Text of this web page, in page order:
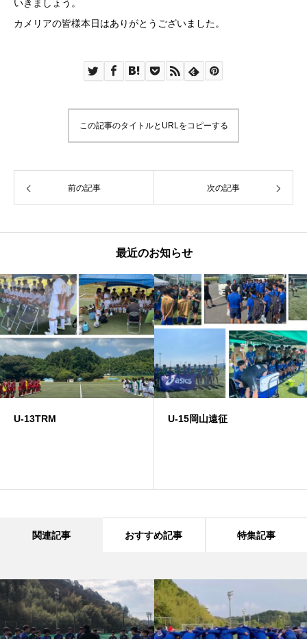
いきましょう。
カメリアの皆様本日はありがとうございました。
この記事のタイトルとURLをコピーする
前の記事 次の記事
最近のお知らせ
U-13TRM U-15岡山遠征
関連記事 おすすめ記事 特集記事